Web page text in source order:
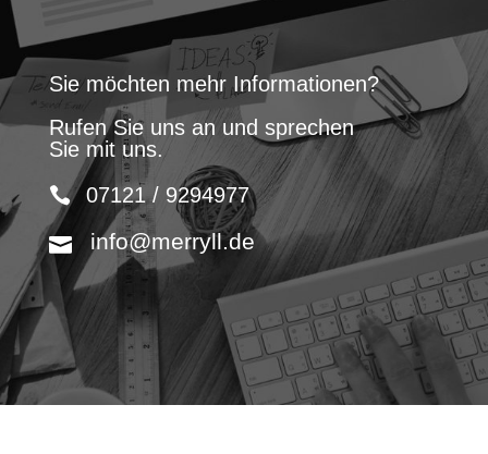
Sie möchten mehr Informationen?
Rufen Sie uns an und sprechen
Sie mit uns.
07121 / 9294977
info@merryll.de